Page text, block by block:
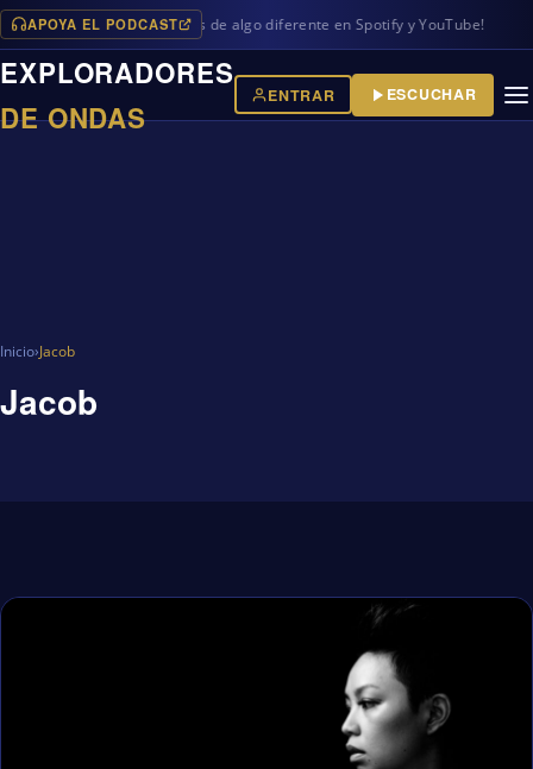
APOYA EL PODCAST
en iVoox, además de algo diferente en Spotify y YouTube!
EXPLORADORES
DE ONDAS
ENTRAR ESCUCHAR
Inicio›Jacob
Jacob